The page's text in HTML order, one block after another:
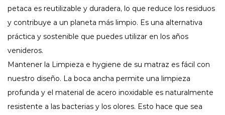
petaca es reutilizable y duradera, lo que reduce los residuos
y contribuye a un planeta más limpio. Es una alternativa
práctica y sostenible que puedes utilizar en los años
venideros.
Mantener la Limpieza e hygiene de su matraz es fácil con
nuestro diseño. La boca ancha permite una limpieza
profunda y el material de acero inoxidable es naturalmente
resistente a las bacterias y los olores. Esto hace que sea